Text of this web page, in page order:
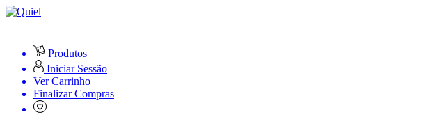
Produtos
Iniciar Sessão
Ver Carrinho
Finalizar Compras